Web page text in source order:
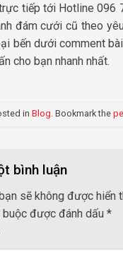
tiếp tới Hotline 096
đám cưới cũ theo
bến dưới comment
cho bạn nhanh nhất.
in Blog. Bookmark the
bình luận
sẽ không được hiển
được đánh dấu *